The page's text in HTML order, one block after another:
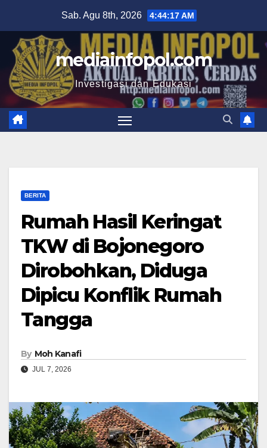
content
Sab. Agu 8th, 2026 4:44:18 AM
mediainfopol.com
Investigasi dan Edukasi
BERITA
Rumah Hasil Keringat
TKW di Bojonegoro
Dirobohkan, Diduga
Dipicu Konflik Rumah
Tangga
By Moh Kanafi
JUL 7, 2026